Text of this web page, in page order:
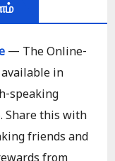
— The Online-
available in
speaking
Share this with
friends and